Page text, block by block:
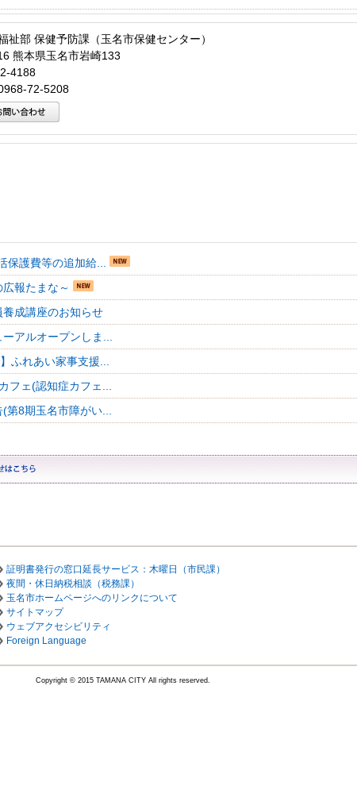
祉部 保健予防課（玉名市保健センター）
熊本県玉名市岩崎133
4188
72-5208
保護費等の追加給...
報たまな～
成講座のお知らせ
アルオープンしま...
ふれあい家事支援...
フェ(認知症カフェ...
第8期玉名市障がい...
証明書発行の窓口延長サービス：木曜日（市民課）
夜間・休日納税相談（税務課）
玉名市ホームページへのリンクについて
サイトマップ
ウェブアクセシビリティ
Foreign Language
Copyright © 2015 TAMANA CITY All rights reserved.